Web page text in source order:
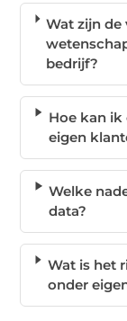
Wat zijn de
bedrijf?
Hoe kan
eigen
Welke
data?
Wat is het
onder